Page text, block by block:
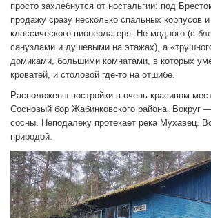
просто захлебнутся от ностальгии: под
продажу сразу несколько спальных корпусов
классического пионерлагеря. Не модного (с
санузлами и душевыми на этажах), а
домиками, большими комнатами, в которых
кроватей, и столовой где-то на отшибе.
Расположены постройки в очень красивом
Сосновый бор Жабинковского района. Вокруг
сосны. Неподалеку протекает река Мухавец.
природой.